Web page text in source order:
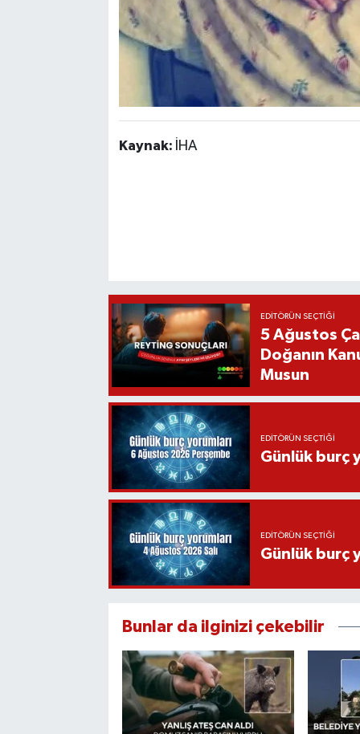
Kaynak: İHA
EDITÖRÜN SEÇTIĞI
5 Ağustos
Doğanın
Musun
EDITÖRÜN SEÇTIĞI
Günlük burç
EDITÖRÜN SEÇTIĞI
Günlük burç
Bunlar da ilginizi çekebilir